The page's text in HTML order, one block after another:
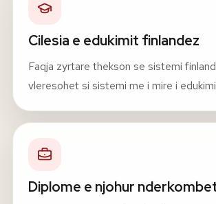
Cilesia e edukimit finlandez
Faqja zyrtare thekson se sistemi
vleresohet si sistemi me i mire i
Diplome e njohur